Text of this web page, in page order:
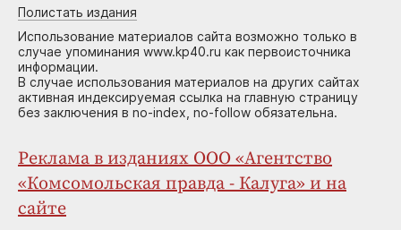
Полистать издания
Использование материалов сайта возможно только в
случае упоминания www.kp40.ru как первоисточника
информации.
В случае использования материалов на других сайтах
активная индексируемая ссылка на главную страницу
без заключения в no-index, no-follow обязательна.
Реклама в изданиях ООО «Агентство
«Комсомольская правда - Калуга» и на
сайте